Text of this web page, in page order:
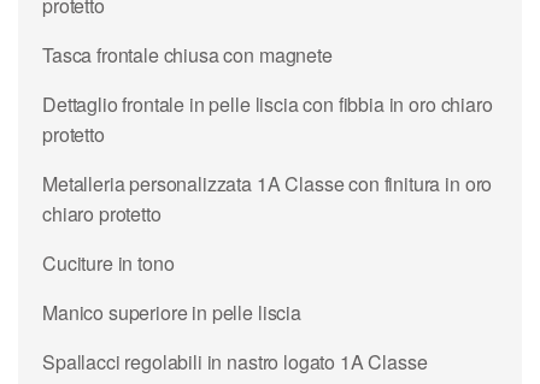
Tasca frontale chiusa con magnete
Dettaglio frontale in pelle liscia con fibbia in oro chiaro
protetto
Metalleria personalizzata 1A Classe con finitura in oro
chiaro protetto
Cuciture in tono
Manico superiore in pelle liscia
Spallacci regolabili in nastro logato 1A Classe